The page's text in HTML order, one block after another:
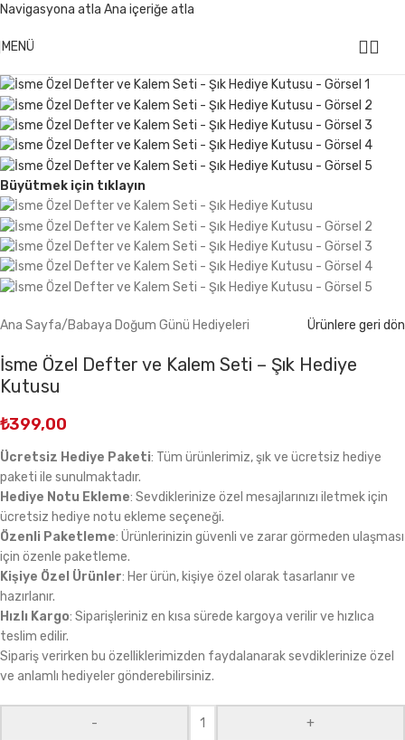
Navigasyona atla Ana içeriğe atla
MENÜ
Büyütmek için tıklayın
Ana Sayfa/Babaya Doğum Günü Hediyeleri Ürünlere geri dön
İsme Özel Defter ve Kalem Seti – Şık Hediye
Kutusu
₺399,00
Ücretsiz Hediye Paketi: Tüm ürünlerimiz, şık ve ücretsiz hediye
paketi ile sunulmaktadır.
Hediye Notu Ekleme: Sevdiklerinize özel mesajlarınızı iletmek için
ücretsiz hediye notu ekleme seçeneği.
Özenli Paketleme: Ürünlerinizin güvenli ve zarar görmeden ulaşması
için özenle paketleme.
Kişiye Özel Ürünler: Her ürün, kişiye özel olarak tasarlanır ve
hazırlanır.
Hızlı Kargo: Siparişleriniz en kısa sürede kargoya verilir ve hızlıca
teslim edilir.
Sipariş verirken bu özelliklerimizden faydalanarak sevdiklerinize özel
ve anlamlı hediyeler gönderebilirsiniz.
- +